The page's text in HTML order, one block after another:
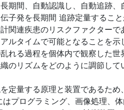
期間、自動認識し、自動追跡
子発を長期間 追跡定量するこ
関連疾患のリスクファクター
ルタイムで可能となることを示
る過程を個体内で観察した
のリズムをどのように調節し
定量する原理と装置であるた
プログラミング、画像処理、